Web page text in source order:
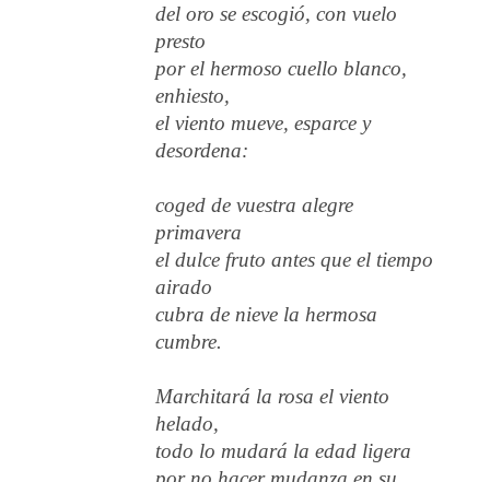
del oro se escogió, con vuelo
presto
por el hermoso cuello blanco,
enhiesto,
el viento mueve, esparce y
desordena:
coged de vuestra alegre
primavera
el dulce fruto antes que el tiempo
airado
cubra de nieve la hermosa
cumbre.
Marchitará la rosa el viento
helado,
todo lo mudará la edad ligera